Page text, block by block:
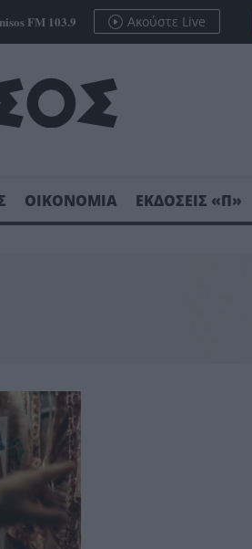
FM 103.9 Ακούστε Live
ΟΙΚΟΝΟΜΙΑ ΕΚΔΟΣΕΙΣ «Π»